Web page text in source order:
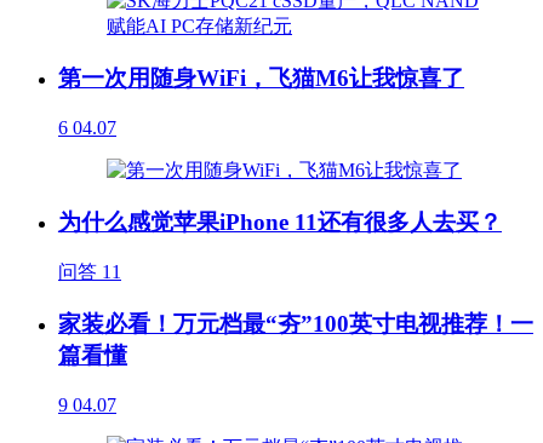
第一次用随身WiFi，飞猫M6让我惊喜了
6 04.07
为什么感觉苹果iPhone 11还有很多人去买？
问答 11
家装必看！万元档最“夯”100英寸电视推荐！一
篇看懂
9 04.07